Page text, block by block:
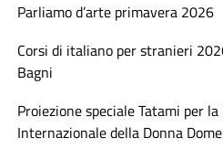
Parliamo d’arte primavera 2026
Corsi di italiano per stranieri
Bagni
Proiezione speciale Tatami per la
Internazionale della Donna